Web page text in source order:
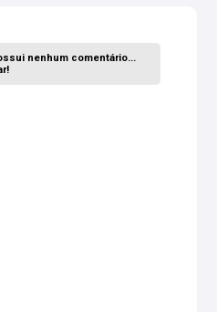
nenhum comentário...